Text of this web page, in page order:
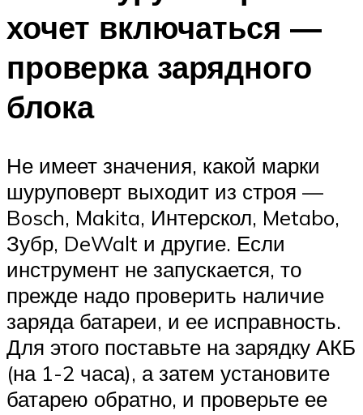
хочет включаться —
проверка зарядного
блока
Не имеет значения, какой марки
шуруповерт выходит из строя —
Bosch, Makita, Интерскол, Metabo,
Зубр, DeWalt и другие. Если
инструмент не запускается, то
прежде надо проверить наличие
заряда батареи, и ее исправность.
Для этого поставьте на зарядку АКБ
(на 1-2 часа), а затем установите
батарею обратно, и проверьте ее